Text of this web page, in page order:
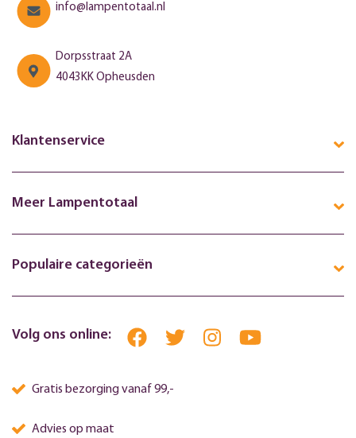
info@lampentotaal.nl
Dorpsstraat 2A
4043KK Opheusden
Klantenservice
Meer Lampentotaal
Populaire categorieën
Volg ons online:
Gratis bezorging vanaf 99,-
Advies op maat